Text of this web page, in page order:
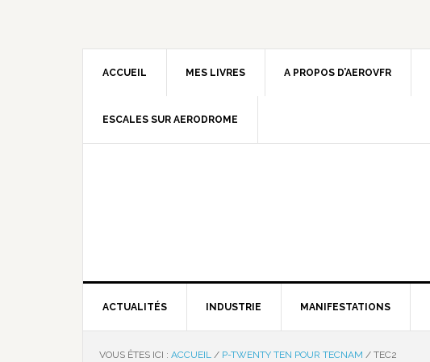
ACCUEIL MES LIVRES A PROPOS D’AEROVFR
ESCALES SUR AERODROME
ACTUALITÉS INDUSTRIE MANIFESTATIONS
VOUS ÊTES ICI : ACCUEIL / P-TWENTY TEN POUR TECNAM / TEC2